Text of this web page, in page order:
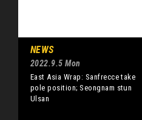
NEWS
2022.9.5 Mon
East Asia Wrap: Sanfrecce take
pole position; Seongnam stun
Ulsan